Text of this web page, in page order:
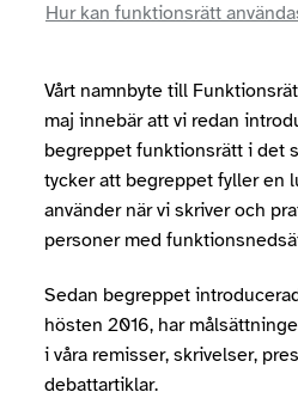
Hur kan funktionsrätt
Vårt namnbyte till
maj innebär att vi redan
begreppet funktionsrätt i det
tycker att begreppet fyller en
använder när vi skriver och
personer med
Sedan begreppet
hösten 2016, har
i våra remisser, skrivelser,
debattartiklar.